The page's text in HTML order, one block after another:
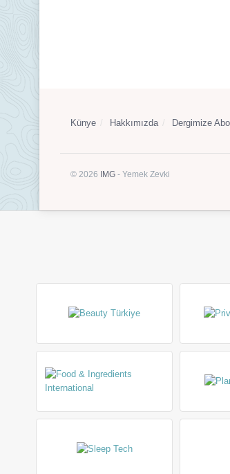
Künye Hakkımızda Dergimize
© 2026 IMG - Yemek Zevki